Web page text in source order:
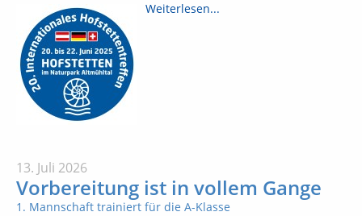
Weiterlesen...
13. Juli 2026
Vorbereitung ist in vollem Gange
1. Mannschaft trainiert für die A-Klasse